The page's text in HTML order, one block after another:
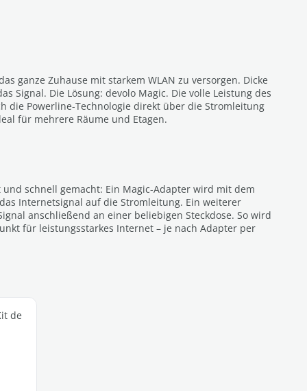
ganze Zuhause mit starkem WLAN zu versorgen. Dicke
Signal. Die Lösung: devolo Magic. Die volle Leistung des
die Powerline-Technologie direkt über die Stromleitung
für mehrere Räume und Etagen.
schnell gemacht: Ein Magic-Adapter wird mit dem
Internetsignal auf die Stromleitung. Ein weiterer
anschließend an einer beliebigen Steckdose. So wird
für leistungsstarkes Internet – je nach Adapter per